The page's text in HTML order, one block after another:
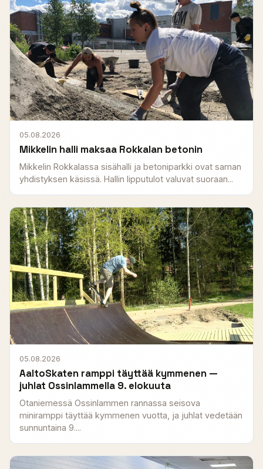
05.08.2026
Mikkelin halli maksaa Rokkalan betonin
Mikkelin Rokkalassa sisähalli ja betoniparkki ovat saman
yhdistyksen käsissä. Hallin lipputulot valuvat suoraan...
05.08.2026
AaltoSkaten ramppi täyttää kymmenen —
juhlat Ossinlammella 9. elokuuta
Otaniemessä Ossinlammen rannassa seisova
miniramppi täyttää kymmenen vuotta, ja juhlat vedetään
sunnuntaina 9....